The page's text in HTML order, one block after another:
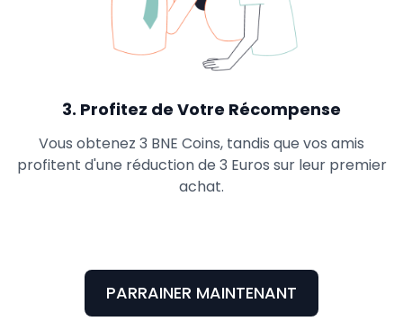
3. Profitez de Votre Récompense
Vous obtenez 3 BNE Coins, tandis que vos amis
profitent d'une réduction de 3 Euros sur leur premier
achat.
PARRAINER MAINTENANT